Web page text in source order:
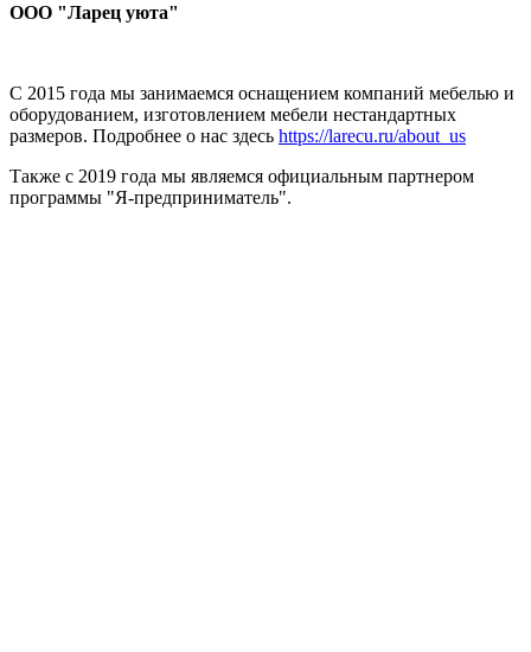
ООО "Ларец уюта"
С 2015 года мы занимаемся оснащением компаний мебелью и
оборудованием, изготовлением мебели нестандартных
размеров. Подробнее о нас здесь https://larecu.ru/about_us
Также с 2019 года мы являемся официальным партнером
программы "Я-предприниматель".